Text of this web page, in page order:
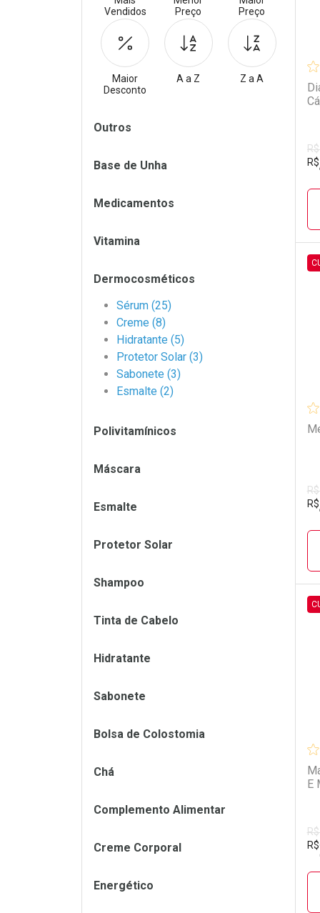
R$
R$
E
R$
Vendidos
Preço
Preço
Maior
Desconto
A a Z Z a A
Filtros
Outros
Base de Unha
Medicamentos
Vitamina
Dermocosméticos
Sérum (25)
Creme (8)
Hidratante (5)
Protetor Solar (3)
Sabonete (3)
Esmalte (2)
Polivitamínicos
Máscara
Esmalte
Protetor Solar
Shampoo
Tinta de Cabelo
Hidratante
Sabonete
Bolsa de Colostomia
Chá
Complemento Alimentar
Creme Corporal
Energético